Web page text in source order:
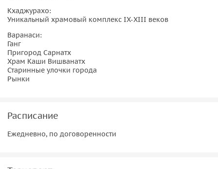
Кхаджурахо:
Уникальный храмовый комплекс IX-XIII веков
Варанаси:
Ганг
Пригород Сарнатх
Храм Каши Вишванатх
Старинные улочки города
Рынки
Расписание
Ежедневно, по договоренности